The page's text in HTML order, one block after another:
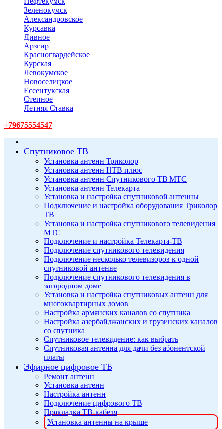
Зеленокумск
Александровское
Курсавка
Дивное
Арзгир
Красногвардейское
Курская
Левокумское
Новоселицкое
Ессентукская
Степное
Летняя Ставка
+79675554547
Спутниковое ТВ
Установка антенн Триколор
Установка антенн НТВ плюс
Установка антенн Спутникового ТВ МТС
Установка антенн Телекарта
Установка и настройка спутниковой антенны
Подключение и настройка оборудования Триколор
ТВ
Установка и настройка спутникового телевидения
МТС
Подключение и настройка Телекарта-ТВ
Подключение спутникового телевидения
Подключение несколько телевизоров к одной
спутниковой антенне
Подключение спутникового телевидения в
загородном доме
Установка и настройка спутниковых антенн для
многоквартирных домов
Настройка армянских каналов со спутника
Настройка азербайджанских и грузинских каналов
со спутника
Спутниковое телевидение: как выбрать
Спутниковая антенна для дачи без абонентской
платы
Эфирное цифровое ТВ
Ремонт антенн
Установка антенн
Настройка антенн
Подключение цифрового ТВ
Прокладка ТВ-кабеля
Установка антенны на крыше